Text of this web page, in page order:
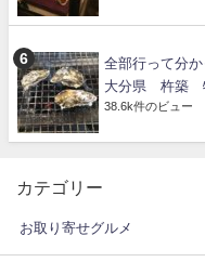
全部行って分
大分県 杵築
38.6k件のビュー
カテゴリー
お取り寄せグルメ